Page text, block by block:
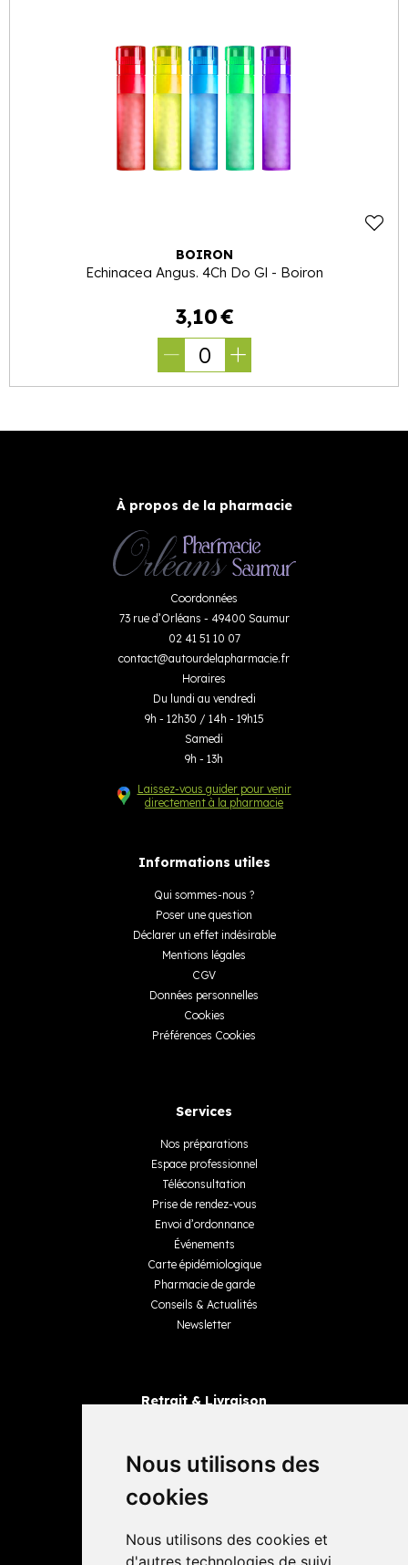
Nous utilisons des
cookies
Nous utilisons des cookies et
d'autres technologies de suivi
BOIRON
Echinacea Angus. 4Ch Do Gl - Boiron
3,10€
0
À propos de la pharmacie
Coordonnées
73 rue d’Orléans - 49400 Saumur
02 41 51 10 07
contact@autourdelapharmacie.fr
Horaires
Du lundi au vendredi
9h - 12h30 / 14h - 19h15
Samedi
9h - 13h
Laissez-vous guider pour venir
directement à la pharmacie
Informations utiles
Qui sommes-nous ?
Poser une question
Déclarer un effet indésirable
Mentions légales
CGV
Données personnelles
Cookies
Préférences Cookies
Services
Nos préparations
Espace professionnel
Téléconsultation
Prise de rendez-vous
Envoi d’ordonnance
Événements
Carte épidémiologique
Pharmacie de garde
Conseils & Actualités
Newsletter
Retrait & Livraison
Livraisons
4,4 / 5 65 avis